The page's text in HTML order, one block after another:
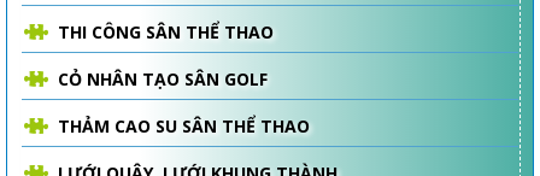
THI CÔNG SÂN THỂ THAO
CỎ NHÂN TẠO SÂN GOLF
THẢM CAO SU SÂN THỂ THAO